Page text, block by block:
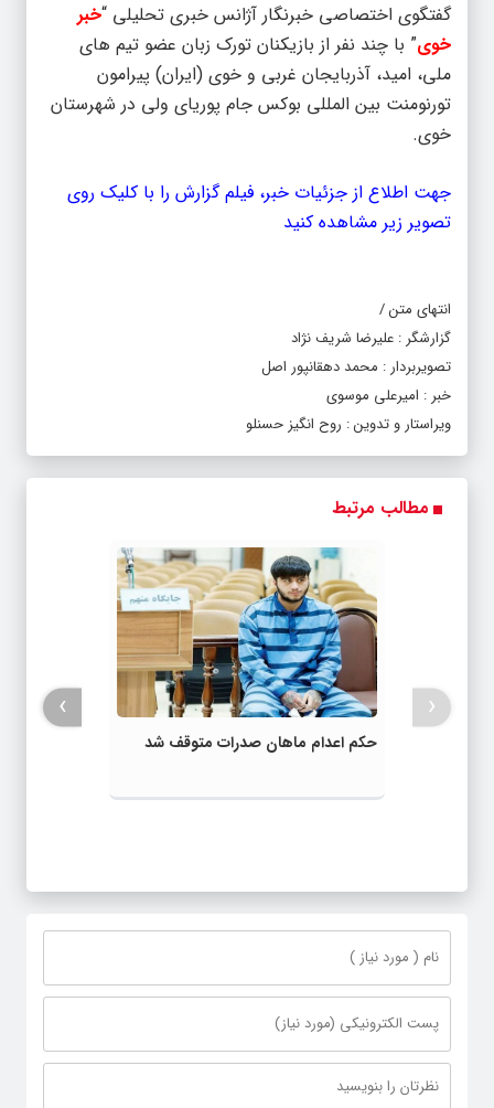
گفتگوی اختصاصی خبرنگار آژانس خبری تحلیلی “خبر
خوی” با چند نفر از بازیکنان تورک زبان عضو تیم های
ملی، امید، آذربایجان غربی و خوی (ایران) پیرامون
تورنومنت بین المللی بوکس جام پوریای ولی در شهرستان
خوی.
جهت اطلاع از جزئیات خبر، فیلم گزارش را با کلیک روی
تصویر زیر مشاهده کنید
انتهای متن /
گزارشگر : علیرضا شریف نژاد
تصویربردار : محمد دهقانپور اصل
خبر : امیرعلی موسوی
ویراستار و تدوین : روح انگیز حسنلو
مطالب مرتبط
حکم اعدام ماهان صدرات متوقف شد
‹
›